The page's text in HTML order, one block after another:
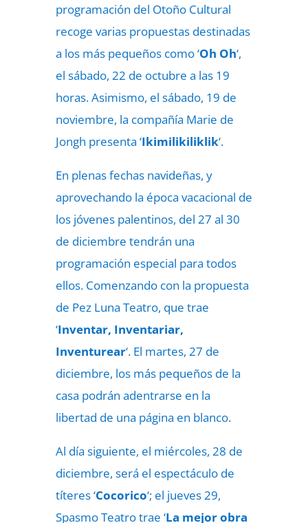
programación del Otoño Cultural
recoge varias propuestas destinadas
a los más pequeños como ‘Oh Oh‘,
el sábado, 22 de octubre a las 19
horas. Asimismo, el sábado, 19 de
noviembre, la compañía Marie de
Jongh presenta ‘Ikimilikiliklik‘.
En plenas fechas navideñas, y
aprovechando la época vacacional de
los jóvenes palentinos, del 27 al 30
de diciembre tendrán una
programación especial para todos
ellos. Comenzando con la propuesta
de Pez Luna Teatro, que trae
‘Inventar, Inventariar,
Inventurear‘. El martes, 27 de
diciembre, los más pequeños de la
casa podrán adentrarse en la
libertad de una página en blanco.
Al día siguiente, el miércoles, 28 de
diciembre, será el espectáculo de
títeres ‘Cocorico‘; el jueves 29,
Spasmo Teatro trae ‘La mejor obra